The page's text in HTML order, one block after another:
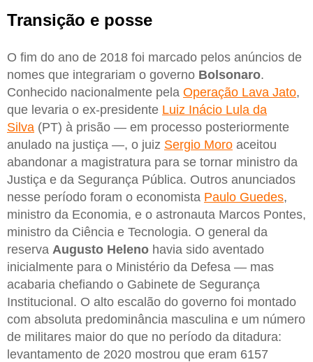
Transição e posse
O fim do ano de 2018 foi marcado pelos anúncios de
nomes que integrariam o governo Bolsonaro.
Conhecido nacionalmente pela Operação Lava Jato,
que levaria o ex-presidente Luiz Inácio Lula da
Silva (PT) à prisão — em processo posteriormente
anulado na justiça —, o juiz Sergio Moro aceitou
abandonar a magistratura para se tornar ministro da
Justiça e da Segurança Pública. Outros anunciados
nesse período foram o economista Paulo Guedes,
ministro da Economia, e o astronauta Marcos Pontes,
ministro da Ciência e Tecnologia. O general da
reserva Augusto Heleno havia sido aventado
inicialmente para o Ministério da Defesa — mas
acabaria chefiando o Gabinete de Segurança
Institucional. O alto escalão do governo foi montado
com absoluta predominância masculina e um número
de militares maior do que no período da ditadura:
levantamento de 2020 mostrou que eram 6157